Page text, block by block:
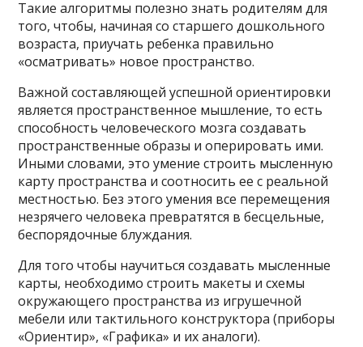
Такие алгоритмы полезно знать родителям для
того, чтобы, начиная со старшего дошкольного
возраста, приучать ребенка правильно
«осматривать» новое пространство.
Важной составляющей успешной ориентировки
является пространственное мышление, то есть
способность человеческого мозга создавать
пространственные образы и оперировать ими.
Иными словами, это умение строить мысленную
карту пространства и соотносить ее с реальной
местностью. Без этого умения все перемещения
незрячего человека превратятся в бесцельные,
беспорядочные блуждания.
Для того чтобы научиться создавать мысленные
карты, необходимо строить макеты и схемы
окружающего пространства из игрушечной
мебели или тактильного конструктора (приборы
«Ориентир», «Графика» и их аналоги).